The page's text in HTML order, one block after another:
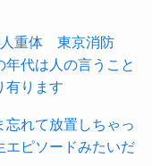
人重体 東京消防
代は人の言うこと
有ります
忘れて放置しちゃっ
ピソードみたいだ